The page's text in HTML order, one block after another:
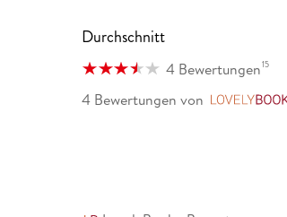
Durchschnitt
4 Bewertungen15
4 Bewertungen von